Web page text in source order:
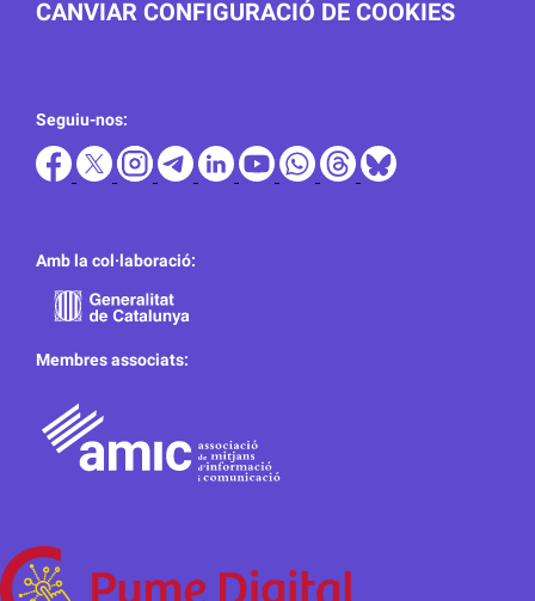
CANVIAR CONFIGURACIÓ DE COOKIES
Seguiu-nos:
Amb la col·laboració:
Membres associats: